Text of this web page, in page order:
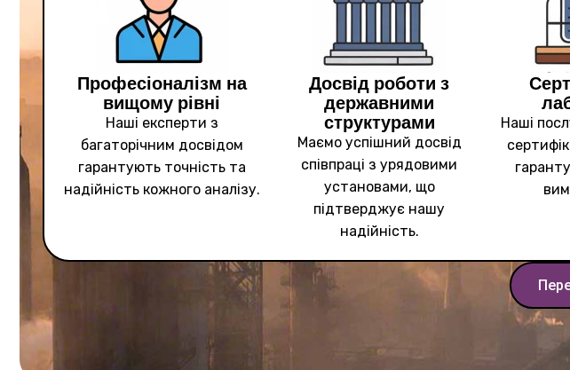
Професіоналізм на
вищому рівні
Наші експерти з
багаторічним досвідом
гарантують точність та
надійність кожного аналізу.
Досвід роботи з
державними
структурами
Маємо успішний досвід
співпраці з урядовими
установами, що
підтверджує нашу
надійність.
Наші